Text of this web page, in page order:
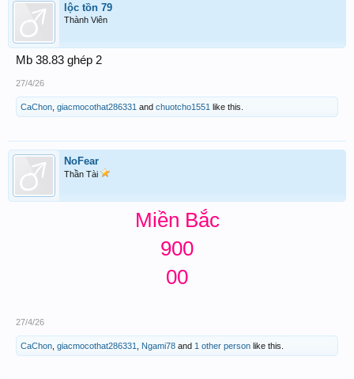
lộc tồn 79
Thành Viên
Mb 38.83 ghép 2
27/4/26
CaChon giacmocothat286331 and chuotcho1551 like this.
NoFear
Thần Tài
Miền Bắc
900
00
27/4/26
CaChon giacmocothat286331 Ngami78 and 1 other person like this.